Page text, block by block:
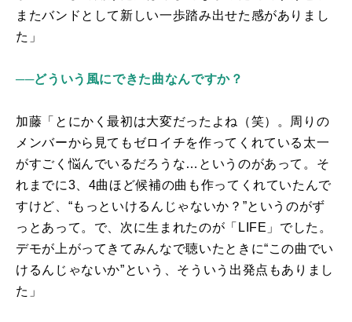
またバンドとして新しい一歩踏み出せた感がありまし
た」
──どういう風にできた曲なんですか？
加藤「とにかく最初は大変だったよね（笑）。周りの
メンバーから見てもゼロイチを作ってくれている太一
がすごく悩んでいるだろうな…というのがあって。そ
れまでに3 4曲ほど候補の曲も作ってくれていたんで
すけど、“もっといけるんじゃないか？”というのがず
っとあって。で、次に生まれたのが「 LIFE 」でした。
デモが上がってきてみんなで聴いたときに“この曲でい
けるんじゃないか”という、そういう出発点もありまし
た」